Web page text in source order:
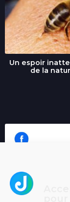
Un espoir
de la